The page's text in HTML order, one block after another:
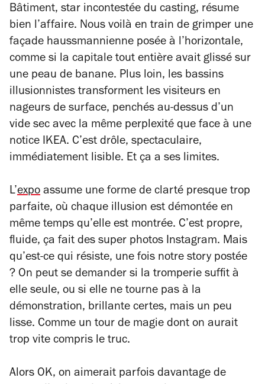
Bâtiment, star incontestée du casting, résume
bien l’affaire. Nous voilà en train de grimper une
façade haussmannienne posée à l’horizontale,
comme si la capitale tout entière avait glissé sur
une peau de banane. Plus loin, les bassins
illusionnistes transforment les visiteurs en
nageurs de surface, penchés au-dessus d’un
vide sec avec la même perplexité que face à une
notice IKEA. C’est drôle, spectaculaire,
immédiatement lisible. Et ça a ses limites.
L’expo assume une forme de clarté presque trop
parfaite, où chaque illusion est démontée en
même temps qu’elle est montrée. C’est propre,
fluide, ça fait des super photos Instagram. Mais
qu’est-ce qui résiste, une fois notre story postée
? On peut se demander si la tromperie suffit à
elle seule, ou si elle ne tourne pas à la
démonstration, brillante certes, mais un peu
lisse. Comme un tour de magie dont on aurait
trop vite compris le truc.
Alors OK, on aimerait parfois davantage de